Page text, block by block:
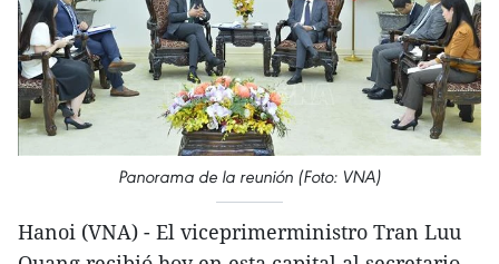
Panorama de la reunión (Foto: VNA)
Hanoi (VNA) - El viceprimerministro Tran Luu